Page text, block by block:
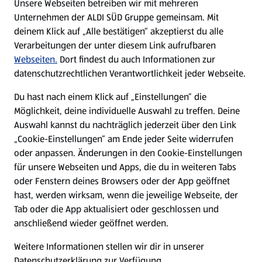
Nachhaltigkeit
Karriere
Presse
Hilfe & Kontakt
(öffnet in einem neuen Tab)
Unternehmen
Folge uns hier:
Unsere Webseiten betreiben wir mit mehreren
Unternehmen der ALDI SÜD Gruppe gemeinsam. Mit
deinem Klick auf „Alle bestätigen“ akzeptierst du alle
Verarbeitungen der unter diesem Link aufrufbaren
Webseiten. Dort findest du auch Informationen zur
datenschutzrechtlichen Verantwortlichkeit jeder Webseite.
Du hast nach einem Klick auf „Einstellungen“ die
Möglichkeit, deine individuelle Auswahl zu treffen. Deine
Auswahl kannst du nachträglich jederzeit über den Link
„Cookie-Einstellungen“ am Ende jeder Seite widerrufen
oder anpassen. Änderungen in den Cookie-Einstellungen
für unsere Webseiten und Apps, die du in weiteren Tabs
oder Fenstern deines Browsers oder der App geöffnet
hast, werden wirksam, wenn die jeweilige Webseite, der
Tab oder die App aktualisiert oder geschlossen und
anschließend wieder geöffnet werden.
Weitere Informationen stellen wir dir in unserer